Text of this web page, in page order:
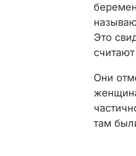
Это
Они
там